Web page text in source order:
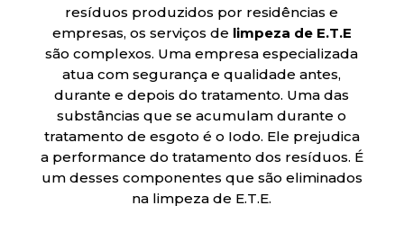
resíduos produzidos por residências e
empresas, os serviços de limpeza de E.T.E
são complexos. Uma empresa especializada
atua com segurança e qualidade antes,
durante e depois do tratamento. Uma das
substâncias que se acumulam durante o
tratamento de esgoto é o Iodo. Ele prejudica
a performance do tratamento dos resíduos. É
um desses componentes que são eliminados
na limpeza de E.T.E.